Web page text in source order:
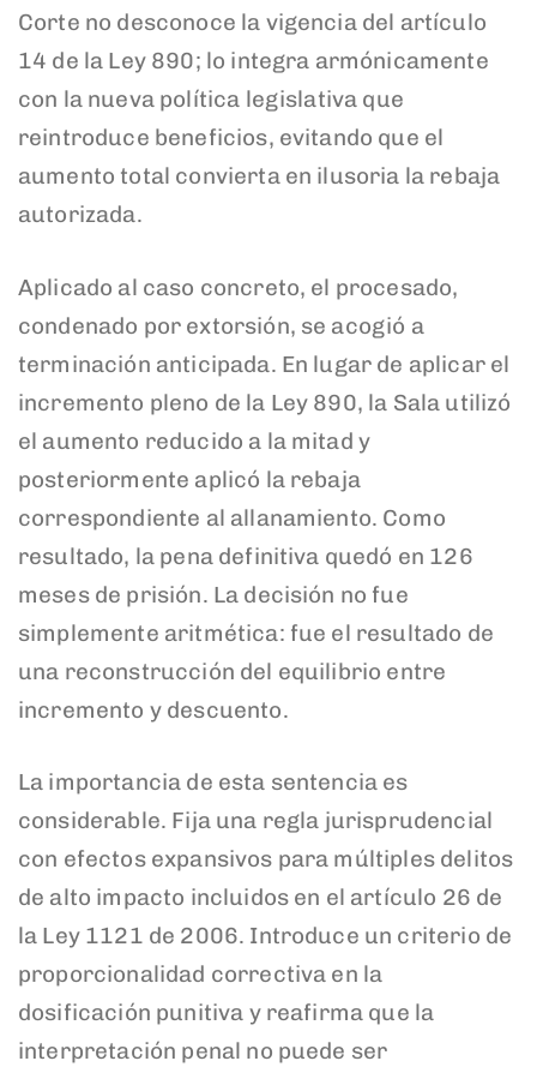
Corte no desconoce la vigencia del artículo
14 de la Ley 890; lo integra armónicamente
con la nueva política legislativa que
reintroduce beneficios, evitando que el
aumento total convierta en ilusoria la rebaja
autorizada.
Aplicado al caso concreto, el procesado,
condenado por extorsión, se acogió a
terminación anticipada. En lugar de aplicar el
incremento pleno de la Ley 890, la Sala utilizó
el aumento reducido a la mitad y
posteriormente aplicó la rebaja
correspondiente al allanamiento. Como
resultado, la pena definitiva quedó en 126
meses de prisión. La decisión no fue
simplemente aritmética: fue el resultado de
una reconstrucción del equilibrio entre
incremento y descuento.
La importancia de esta sentencia es
considerable. Fija una regla jurisprudencial
con efectos expansivos para múltiples delitos
de alto impacto incluidos en el artículo 26 de
la Ley 1121 de 2006. Introduce un criterio de
proporcionalidad correctiva en la
dosificación punitiva y reafirma que la
interpretación penal no puede ser